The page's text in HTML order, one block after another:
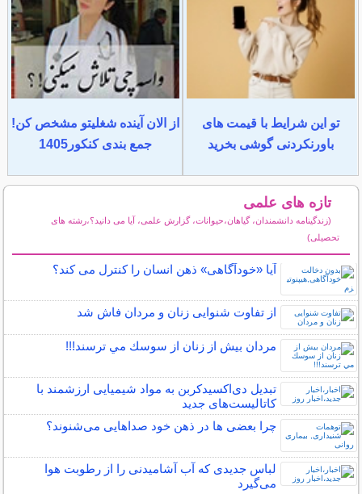
تو این شرایط با قیمت های
باورنکردنی گوشی بخرید
از الان آینده شغلیتو مشخص کن!
جمع بندی کنکور1405
تازه های علمی
(زندگینامه دانشمندان، گیاهان،حیوانات، گزارش علمی، آیا می دانید؟،رشته های
تحصیلی)
آیا «خودآگاهی» ذهن انسان را کنترل می کند؟
از تفاوت شنوایی زنان و مردان فاش شد
مردان بيش از زنان از سوسك مي ترسند!!!
تبدیل دی‌اکسیدکربن به مواد شیمیایی ارزشمند با
کاتالیست‌های جدید
چرا بعضی ها در ذهن خود صداهایی می‌شنوند؟
لباس جدیدی که آب آشامیدنی را از رطوبت هوا
می‌گیرد